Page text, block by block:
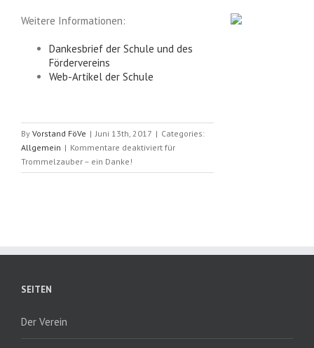
Weitere Informationen:
Dankesbrief der Schule und des
Fördervereins
Web-Artikel der Schule
By Vorstand FöVe | Juni 13th, 2017 | Categories:
Allgemein | Kommentare deaktiviert für
Trommelzauber – ein Danke!
SEITEN
Der Verein